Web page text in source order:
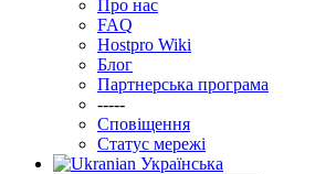
Про нас
FAQ
Hostpro Wiki
Блог
Партнерська програма
-----
Сповіщення
Статус мережі
Українська